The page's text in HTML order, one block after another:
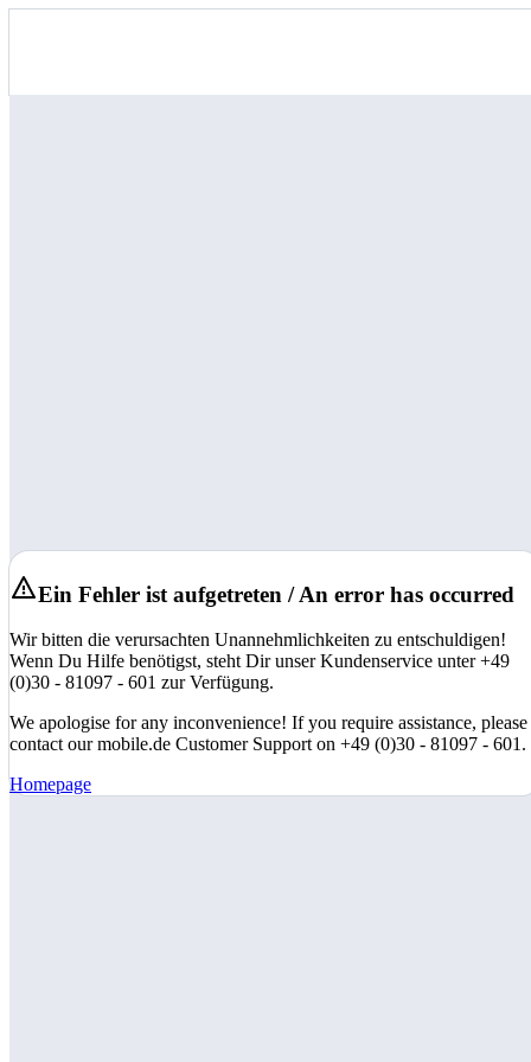
Ein Fehler ist aufgetreten / An error has occurred
Wir bitten die verursachten Unannehmlichkeiten zu entschuldigen!
Wenn Du Hilfe benötigst, steht Dir unser Kundenservice unter +49
(0)30 - 81097 - 601 zur Verfügung.
We apologise for any inconvenience! If you require assistance, please
contact our mobile.de Customer Support on +49 (0)30 - 81097 - 601.
Homepage